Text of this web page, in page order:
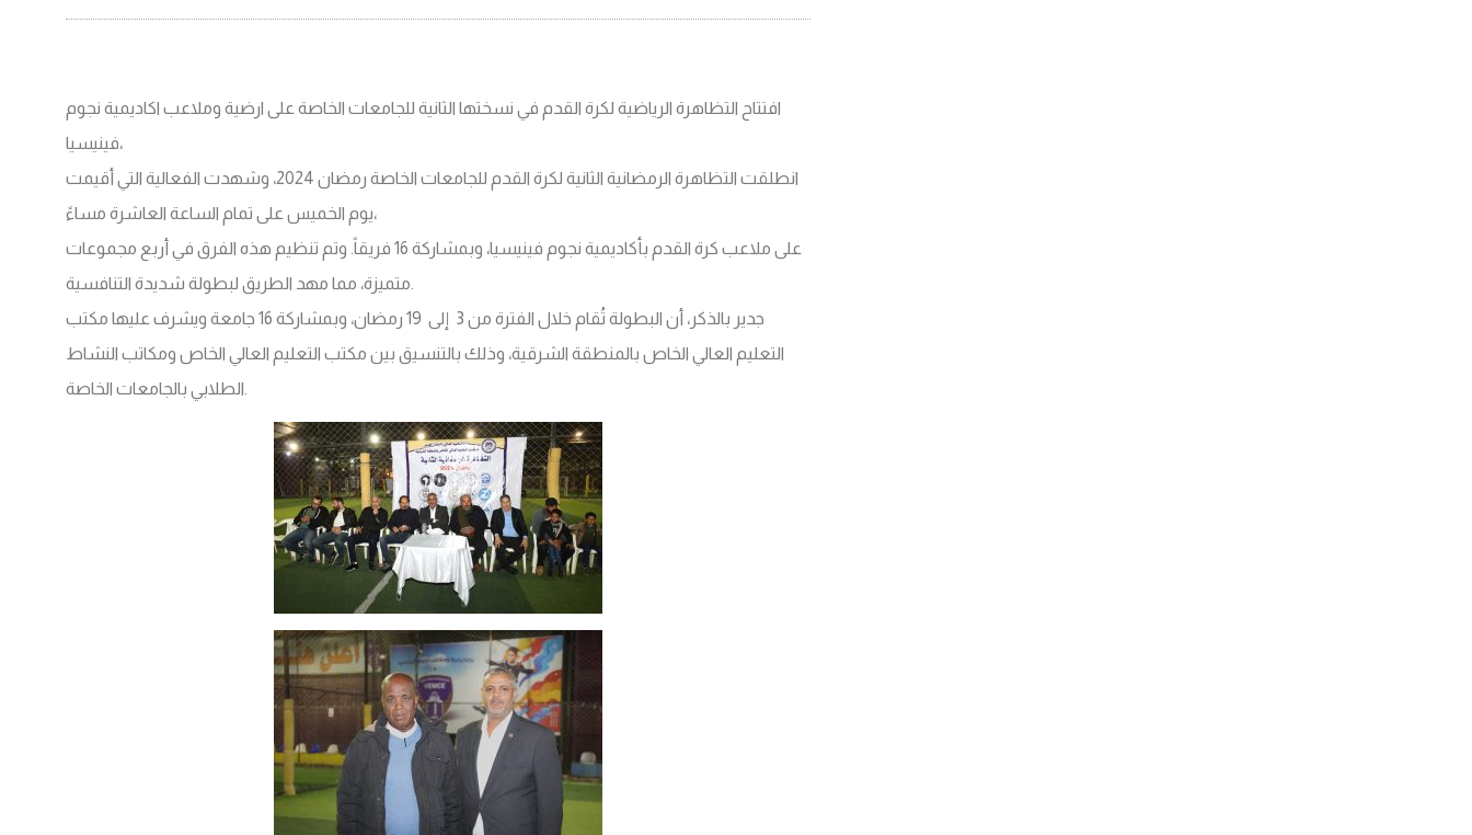
افتتاح التظاهرة الرياضية لكرة القدم في نسختها الثانية للجامعات الخاصة على ارضية وملاعب اكاديمية نجوم
فينيسيا،
انطلقت التظاهرة الرمضانية الثانية لكرة القدم للجامعات الخاصة رمضان 2024، وشهدت الفعالية التي أقيمت
يوم الخميس على تمام الساعة العاشرة مساءً،
على ملاعب كرة القدم بأكاديمية نجوم فينيسيا، وبمشاركة 16 فريقاً. وتم تنظيم هذه الفرق في أربع مجموعات
جدير بالذكر، أن البطولة تُقام خلال الفترة من 3 إلى 19 رمضان، وبمشاركة 16 جامعة ويشرف عليها مكتب
التعليم العالي الخاص بالمنطقة الشرقية، وذلك بالتنسيق بين مكتب التعليم العالي الخاص ومكاتب النشاط